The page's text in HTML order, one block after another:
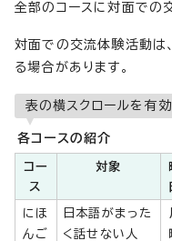
全部のコースに対面での
対面での交流体験活動は
る場合があります。
表の横スクロールを有
各コースの紹介
コー
ス
対象
にほ
んご
日本語がまった
く話せない人